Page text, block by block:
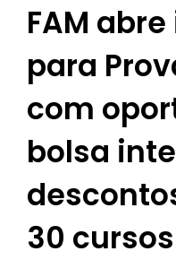
FAM
para
com
bolsa
30 cursos